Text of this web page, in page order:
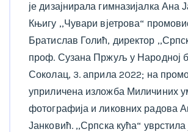
је дизајнирала гимназијалка Ана
Књигу ,,Чувари вјетрова“
Братислав Голић, директор
проф. Сузана Пржуљ у Народној
Соколац, 3. априла 2022; на
уприличена изложба Миличиних
фотографија и ликовних радова
Јанковић. ,,Српска кућа“ уврстила